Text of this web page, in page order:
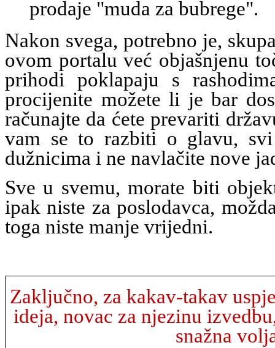
prodaje "muda za bubrege".
Nakon svega, potrebno je,
ovom portalu već objašnjenu
prihodi poklapaju s
procijenite možete li je bar
računajte da ćete prevariti
vam se to razbiti o glavu,
dužnicima i ne navlačite nove
Sve u svemu, morate biti
ipak niste za poslodavca,
toga niste manje vrijedni.
Zaključno, za kakav-takav
ideja, novac za njezinu
snažna